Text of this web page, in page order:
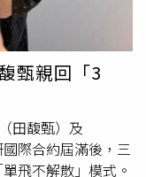
還？Q1：網路都
：要不要提前還房
好的運用。如果沒
用的答案，要看市
置在投資上可能較
。Q2：房貸利率
徐佳馨：理論上可
利息差，卻賠掉投
與現行政策及法制
界盼制度同步跟上
診斷治療角度表
診斷、治療與支
時代，但制度建設
足精準診斷的可近
智症登錄與品質管
能依病因、病程及
甄親回「3
田馥甄）及
際合約屆滿後，三
飛不解散」模式。